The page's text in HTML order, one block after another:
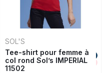
SOL'S
Tee-shirt pour femme à
col rond Sol’s IMPERIAL
11502